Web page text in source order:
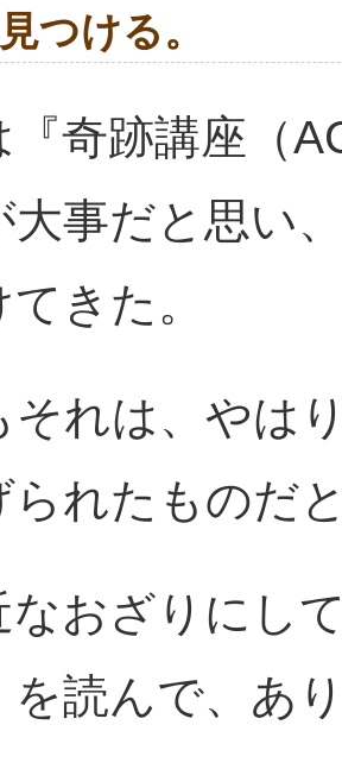
つける。
『奇跡講座（
大事だと思い
きた。
それは、やは
られたものだ
なおざりにし
を読んで、あ